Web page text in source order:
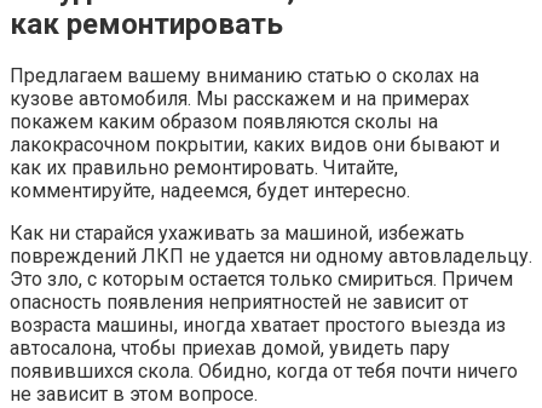
как ремонтировать
Предлагаем вашему вниманию статью о сколах на
кузове автомобиля. Мы расскажем и на примерах
покажем каким образом появляются сколы на
лакокрасочном покрытии, каких видов они бывают и
как их правильно ремонтировать. Читайте,
комментируйте, надеемся, будет интересно.
Как ни старайся ухаживать за машиной, избежать
повреждений ЛКП не удается ни одному автовладельцу.
Это зло, с которым остается только смириться. Причем
опасность появления неприятностей не зависит от
возраста машины, иногда хватает простого выезда из
автосалона, чтобы приехав домой, увидеть пару
появившихся скола. Обидно, когда от тебя почти ничего
не зависит в этом вопросе.